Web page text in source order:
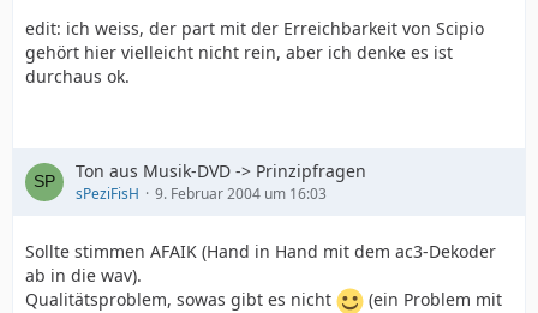
edit: ich weiss, der part mit der Erreichbarkeit von Scipio
gehört hier vielleicht nicht rein, aber ich denke es ist
durchaus ok.
Ton aus Musik-DVD -> Prinzipfragen
sPeziFisH 9. Februar 2004 um 16:03
Sollte stimmen AFAIK (Hand in Hand mit dem ac3-Dekoder
ab in die wav).
Qualitätsproblem, sowas gibt es nicht
(ein Problem mit